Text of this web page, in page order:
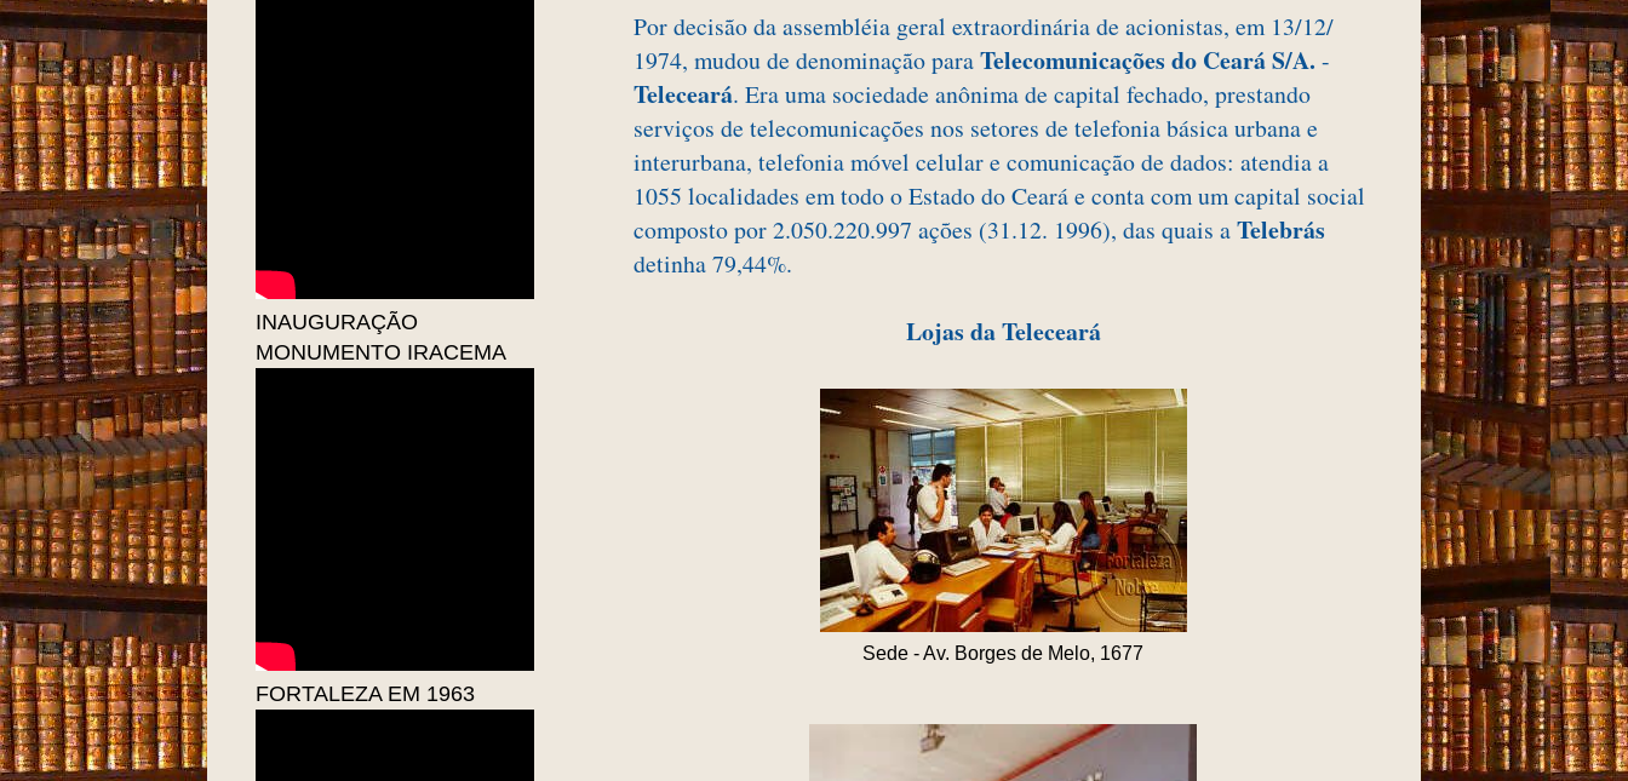
Por decisão da assembléia geral extraordinária de acionistas, em 13/12/
1974, mudou de denominação paraTelecomunicações do Ceará S/A. -
Teleceará. Era uma sociedade anônima de capital fechado, prestando
serviços de telecomunicações nos setores de telefonia básica urbana e
interurbana, telefonia móvel celular e comunicação de dados: atendia a
1055 localidades em todo o Estado do Ceará e conta com um capital social
composto por 2.050.220.997 ações (31.12. 1996), das quais aTelebrás
detinha 79,44%.
Lojas da Teleceará
Sede - Av. Borges de Melo, 1677
INAUGURAÇÃO
MONUMENTO IRACEMA
FORTALEZA EM 1963